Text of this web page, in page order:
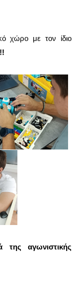
χώρο με τον ίδιο
της αγωνιστικής